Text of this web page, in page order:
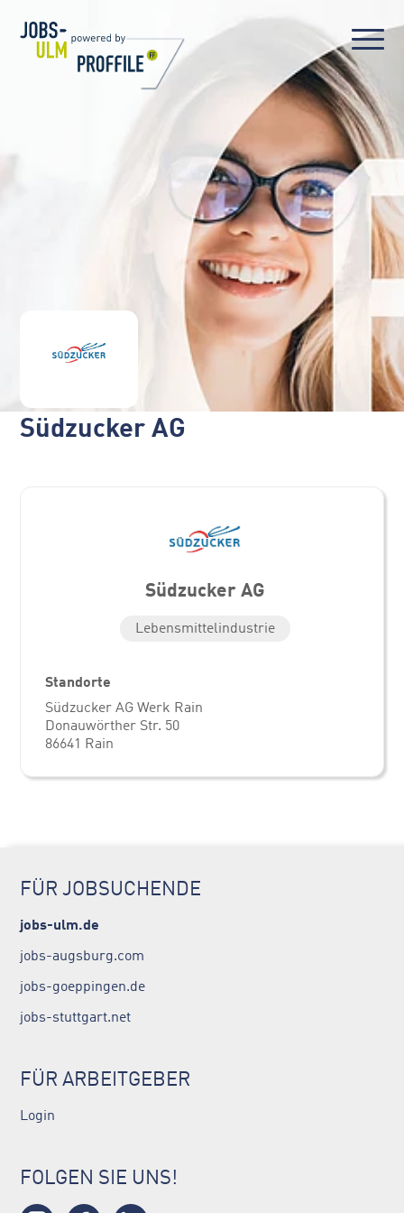
Südzucker AG
Südzucker AG
Lebensmittelindustrie
Standorte
Südzucker AG Werk Rain
Donauwörther Str. 50
86641 Rain
FÜR JOBSUCHENDE
jobs-ulm.de
jobs-augsburg.com
jobs-goeppingen.de
jobs-stuttgart.net
FÜR ARBEITGEBER
Login
FOLGEN SIE UNS!